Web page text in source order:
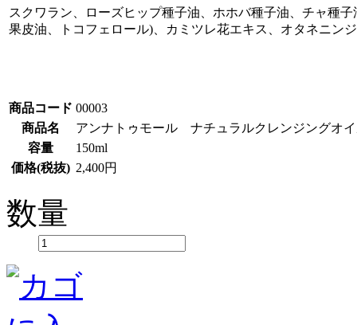
スクワラン、ローズヒップ種子油、ホホバ種子油、チャ種
果皮油、トコフェロール)、カミツレ花エキス、オタネニン
商品コード 00003
商品名
アンナトゥモール ナチュラルクレンジングオ
容量
150ml
価格(税抜) 2,400円
数量